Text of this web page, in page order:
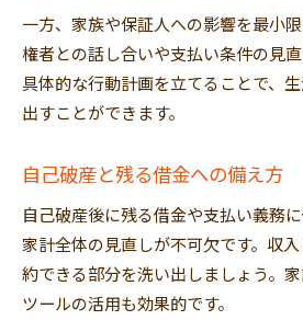
一方、家族や保証人への影響を最小
権者との話し合いや支払い条件の見
具体的な行動計画を立てることで、
出すことができます。
自己破産と残る借金への備え方
自己破産後に残る借金や支払い義務
家計全体の見直しが不可欠です。収
約できる部分を洗い出しましょう。
ツールの活用も効果的です。